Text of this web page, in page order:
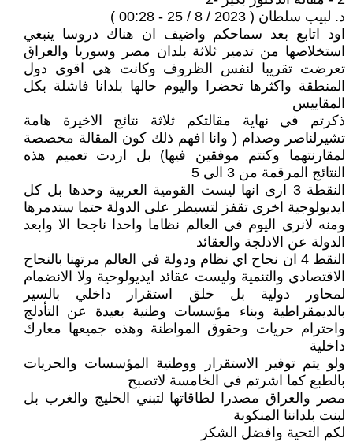
د. لبيب سلطان ( 2023 / 8 / 25 - 00:28 )
اود اتابع بعد سماحكم واضيف ان هناك دروسا ينبغي
استخلاصها من تدمير ثلاثة بلدان مصر وسوريا والعراق
تعرضت تقريبا لنفس الظروف وكانت هي اقوى دول
المنطقة واكثرها تحضرا واليوم حالها بلدانا فاشلة بكل
المقاييس
ذكرتم في نهاية مقالتكم ثلاثة نتائج الاخيرة هامة
تشيرلناصر وصدام ( وانا افهم ذلك كون المقالة مخصصة
لمقارنتهما وكنتم موفقين فيها) بل اردت تعميم هذه
النتائج المرقمة من 3 الى 5
النقطة 3 ارى انها ليست القومية العربية وحدها بل كل
ايديولوجية اخرى تقفز لتسيطر على الدولة حتما ستدمرها
ومنه لانرى اليوم في العالم نظاما واحدا ناجحا الا وابعد
الدولة عن الادلجة والعقائد
النقط 4 ان نجاح اي نظام ودولة في العالم مرتهنا بالنحاح
الاقتصادي والتنمية وليست عقائد ايديولوحية ولا الانضمام
لمحاور دولية بل خلق استقرار داخلي بالسير
بالديمقراطية وبناء مؤسسات وطنية بعيدة عن التأدلج
واحترام حريات وحقوق المواطنة وهذه جميعها معارك
داخلية
ولو يتم توفير الاستقرار ووطنية المؤسسات والحريات
بالطبع كما اشرتم في الخامسة لاتصبح
مصر والعراق مصدرا لطاقاتها لتبني الخليج والغرب بل
لبنت بلداننا المنكوبة
لكم التحية وافضل الشكر